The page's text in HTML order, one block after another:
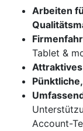
Arbeiten
Tablet &
Account-